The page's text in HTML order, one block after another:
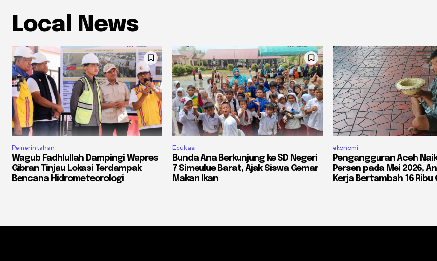
Local News
Pemerintahan
Wagub Fadhlullah Dampingi Wapres
Gibran Tinjau Lokasi Terdampak
Bencana Hidrometeorologi
Edukasi
Bunda Ana Berkunjung ke SD Negeri
7 Simeulue Barat, Ajak Siswa Gemar
Makan Ikan
ekonomi
Pengangguran Aceh
Persen pada Mei 2026,
Kerja Bertambah 16 Ribu